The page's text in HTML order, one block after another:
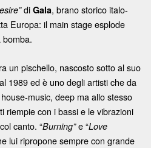
di Gala, brano storico italo-
Europa: il main stage esplode
bomba.
un pischello, nascosto sotto al suo
1989 ed è uno degli artisti che da
music, deep ma allo stesso
riempie con i bassi e le vibrazioni
canto. “Burning”e “Love
lui ripropone sempre con grande